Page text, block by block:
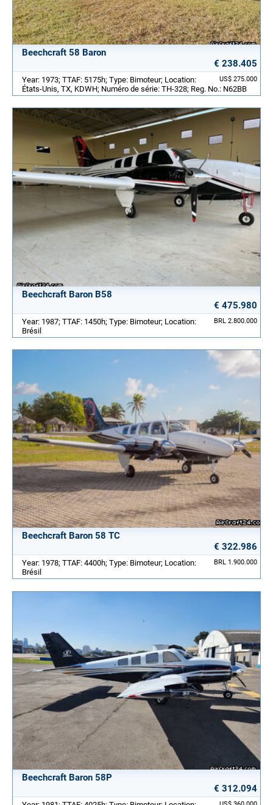
Beechcraft 58 Baron
€ 238.405
US$ 275.000
Year: 1973; TTAF: 5175h; Type: Bimoteur; Location:
États-Unis, TX, KDWH; Numéro de série: TH-328; Reg. No.: N62BB
Beechcraft Baron B58
€ 475.980
BRL 2.800.000
Year: 1987; TTAF: 1450h; Type: Bimoteur; Location:
Brésil
Beechcraft Baron 58 TC
€ 322.986
BRL 1.900.000
Year: 1978; TTAF: 4400h; Type: Bimoteur; Location:
Brésil
Beechcraft Baron 58P
€ 312.094